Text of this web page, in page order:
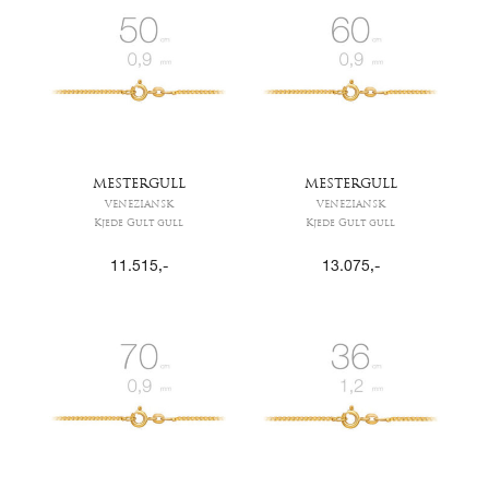
MESTERGULL
VENEZIANSK
Kjede Gult gull
11.515,-
MESTERGULL
VENEZIANSK
Kjede Gult gull
13.075,-